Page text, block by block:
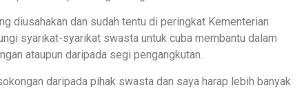
diusahakan dan sudah tentu di peringkat Kementerian
syarikat-syarikat swasta untuk cuba membantu dalam
ataupun daripada segi pengangkutan.
daripada pihak swasta dan saya harap lebih banyak